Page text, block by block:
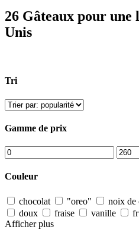
26 Gâteaux pour une
Unis
Tri
Gamme de prix
Couleur
chocolat "oreo" noix de
doux
fraise vanille
Afficher plus